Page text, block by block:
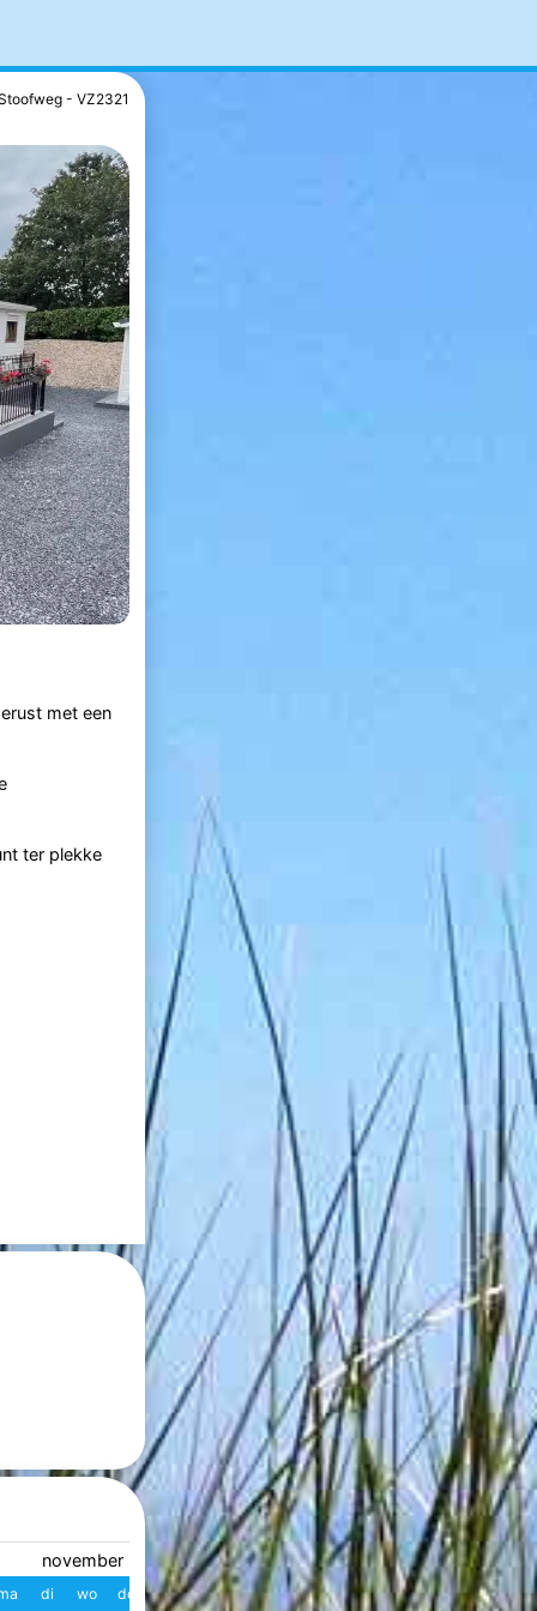
- VZ2321
met een
ter plekke
november 2026
di wo do vr za zo
december 2026
W ma di wo do vr